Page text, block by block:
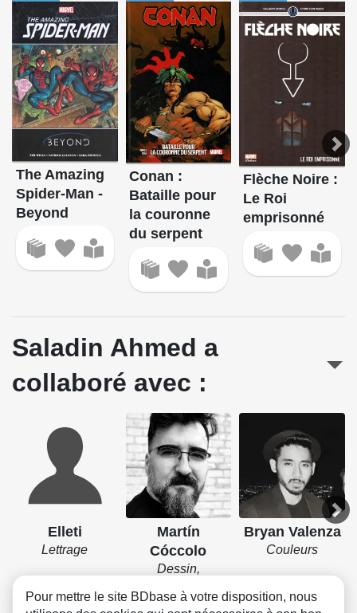
The Amazing
Spider-Man -
Beyond
Conan :
Bataille pour
la couronne
du serpent
Flèche Noire :
Le Roi
emprisonné
Saladin Ahmed a
collaboré avec :
Elleti
Lettrage
Martín
Cóccolo
Dessin,
Bryan Valenza
Couleurs
Pour mettre le site BDbase à votre disposition, nous